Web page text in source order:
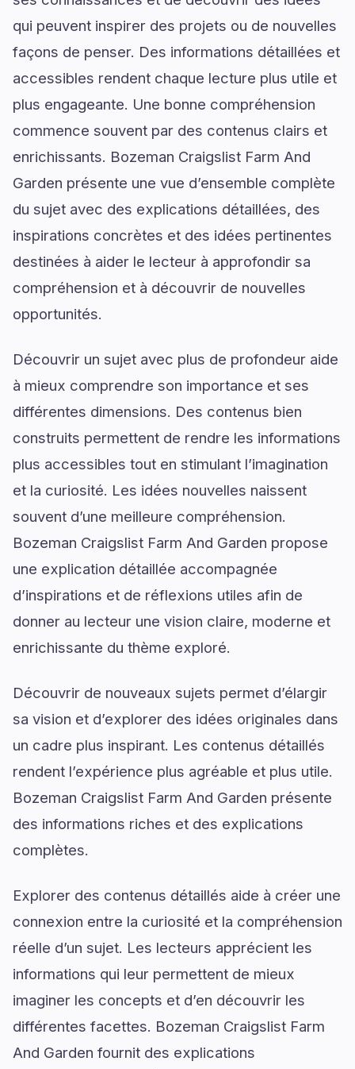
qui peuvent inspirer des projets ou de nouvelles
façons de penser. Des informations détaillées et
accessibles rendent chaque lecture plus utile et
plus engageante. Une bonne compréhension
commence souvent par des contenus clairs et
enrichissants. Bozeman Craigslist Farm And
Garden présente une vue d’ensemble complète
du sujet avec des explications détaillées, des
inspirations concrètes et des idées pertinentes
destinées à aider le lecteur à approfondir sa
compréhension et à découvrir de nouvelles
opportunités.
Découvrir un sujet avec plus de profondeur aide
à mieux comprendre son importance et ses
différentes dimensions. Des contenus bien
construits permettent de rendre les informations
plus accessibles tout en stimulant l’imagination
et la curiosité. Les idées nouvelles naissent
souvent d’une meilleure compréhension.
Bozeman Craigslist Farm And Garden propose
une explication détaillée accompagnée
d’inspirations et de réflexions utiles afin de
donner au lecteur une vision claire, moderne et
enrichissante du thème exploré.
Découvrir de nouveaux sujets permet d’élargir
sa vision et d’explorer des idées originales dans
un cadre plus inspirant. Les contenus détaillés
rendent l’expérience plus agréable et plus utile.
Bozeman Craigslist Farm And Garden présente
des informations riches et des explications
complètes.
Explorer des contenus détaillés aide à créer une
connexion entre la curiosité et la compréhension
réelle d’un sujet. Les lecteurs apprécient les
informations qui leur permettent de mieux
imaginer les concepts et d’en découvrir les
différentes facettes. Bozeman Craigslist Farm
And Garden fournit des explications